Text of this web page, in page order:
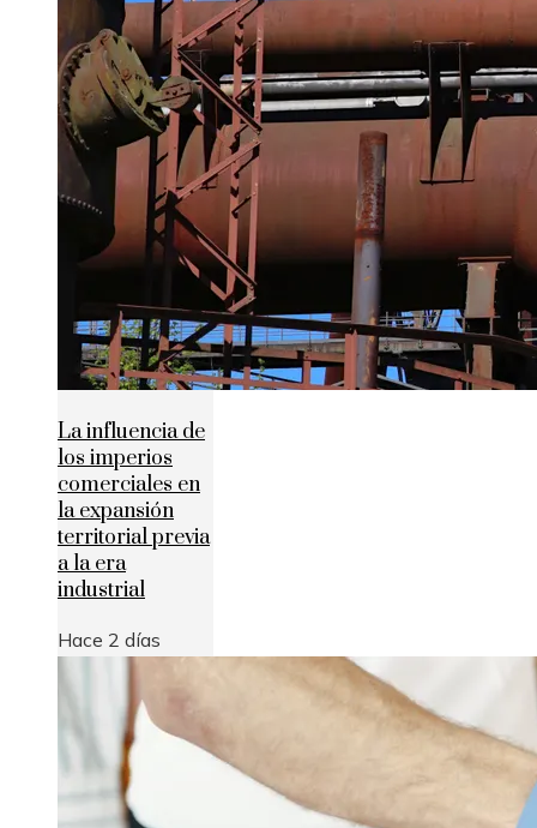
La influencia de
los imperios
comerciales en
la expansión
territorial previa
a la era
industrial
Hace 2 días